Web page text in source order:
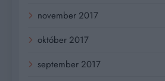
november 2017
október 2017
september 2017